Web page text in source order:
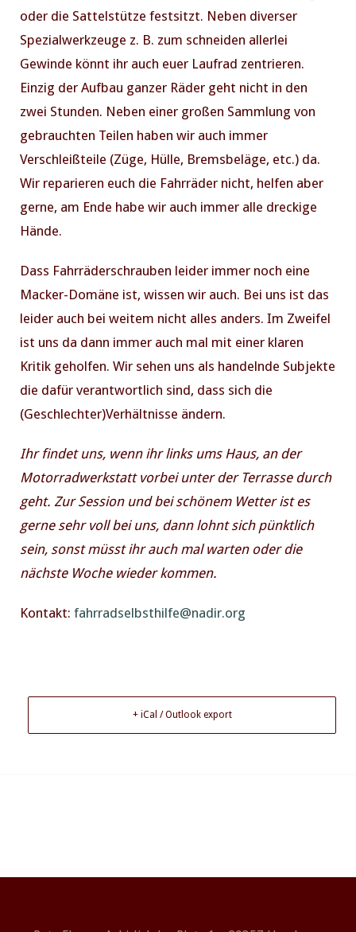
oder die Sattelstütze festsitzt. Neben diverser
Spezialwerkzeuge z. B. zum schneiden allerlei
Gewinde könnt ihr auch euer Laufrad zentrieren.
Einzig der Aufbau ganzer Räder geht nicht in den
zwei Stunden. Neben einer großen Sammlung von
gebrauchten Teilen haben wir auch immer
Verschleißteile (Züge, Hülle, Bremsbeläge, etc.) da.
Wir reparieren euch die Fahrräder nicht, helfen aber
gerne, am Ende habe wir auch immer alle dreckige
Hände.
Dass Fahrräderschrauben leider immer noch eine
Macker-Domäne ist, wissen wir auch. Bei uns ist das
leider auch bei weitem nicht alles anders. Im Zweifel
ist uns da dann immer auch mal mit einer klaren
Kritik geholfen. Wir sehen uns als handelnde Subjekte
die dafür verantwortlich sind, dass sich die
(Geschlechter)Verhältnisse ändern.
Ihr findet uns, wenn ihr links ums Haus, an der
Motorradwerkstatt vorbei unter der Terrasse durch
geht. Zur Session und bei schönem Wetter ist es
gerne sehr voll bei uns, dann lohnt sich pünktlich
sein, sonst müsst ihr auch mal warten oder die
nächste Woche wieder kommen.
Kontakt: fahrradselbsthilfe@nadir.org
+ iCal / Outlook export